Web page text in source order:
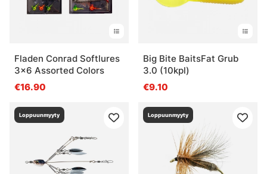
Fladen Conrad Softlures
3x6 Assorted Colors
€16.90
Big Bite BaitsFat Grub
3.0 (10kpl)
€9.10
Loppuunmyyty Loppuunmyyty